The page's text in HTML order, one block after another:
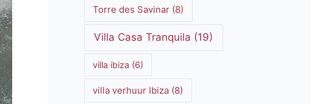
Torre des Savinar (8)
Villa Casa Tranquila (19)
villa ibiza (6)
villa verhuur Ibiza (8)